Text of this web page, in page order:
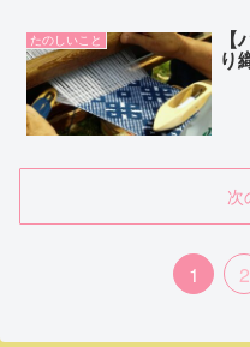
たのしいこと
り
次
1 2